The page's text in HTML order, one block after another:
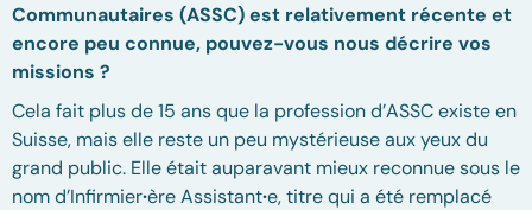
Communautaires (ASSC) est relativement récente et
encore peu connue, pouvez-vous nous décrire vos
missions ?
Cela fait plus de 15 ans que la profession d’ASSC existe en
Suisse, mais elle reste un peu mystérieuse aux yeux du
grand public. Elle était auparavant mieux reconnue sous le
nom d’Infirmier·ère Assistant·e, titre qui a été remplacé